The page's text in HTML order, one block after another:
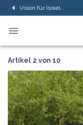
Vision für Israel
Artikel 2 von 10